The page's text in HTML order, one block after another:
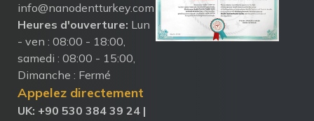
info@nanodentturkey.com
Heures d'ouverture: Lun
- ven : 08:00 - 18:00,
samedi : 08:00 - 15:00,
Dimanche : Fermé
Appelez directement
UK: ‪+90 530 384 39 24‬ |